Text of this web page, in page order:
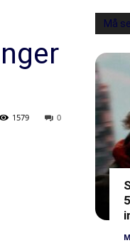
0
1579
Må se